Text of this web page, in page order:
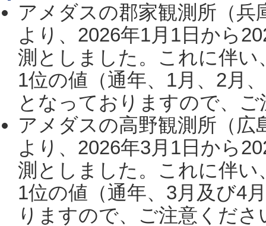
アメダスの郡家観測所（
より、2026年1月1日から
測としました。これに伴い
1位の値（通年、1月、2月
となっておりますので、
アメダスの高野観測所（
より、2026年3月1日から
測としました。これに伴い
1位の値（通年、3月及び4
りますので、ご注意くだ